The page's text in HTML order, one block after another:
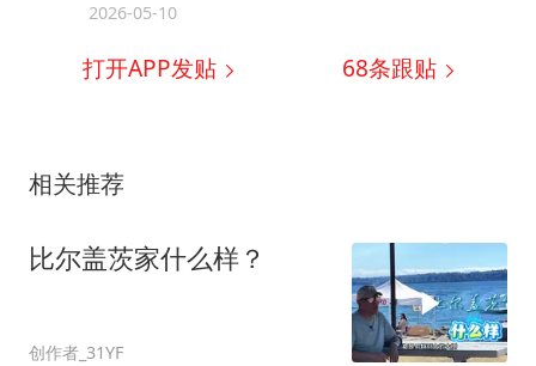
2026-05-10
打开APP发贴 68条跟贴
相关推荐
比尔盖茨家什么样？
创作者_31YF